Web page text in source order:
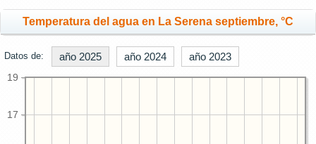
Temperatura del agua en La Serena septiembre, °C
Datos de: año 2025 año 2024 año 2023
17
19